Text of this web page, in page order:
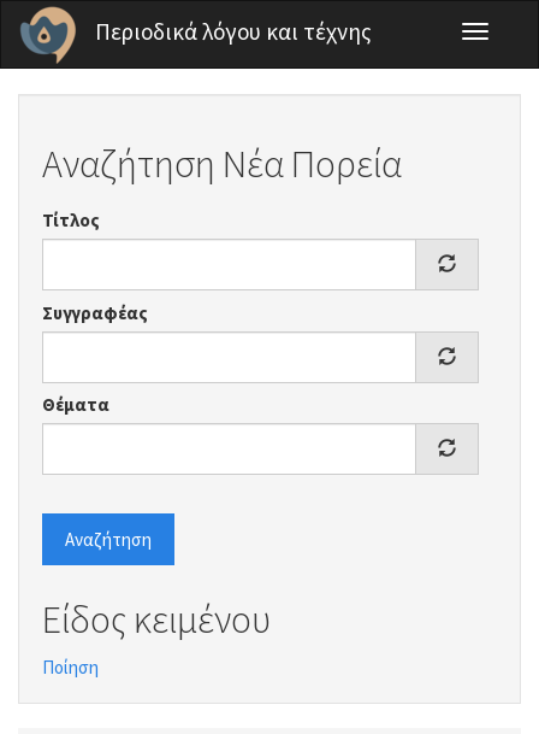
Παράκαμψη προς το κυρίως περιεχόμενο
Περιοδικά λόγου και τέχνης
Toggle
Αναζήτηση Νέα Πορεία
Τίτλος
Συγγραφέας
Θέματα
Αναζήτηση
Είδος κειμένου
Ποίηση